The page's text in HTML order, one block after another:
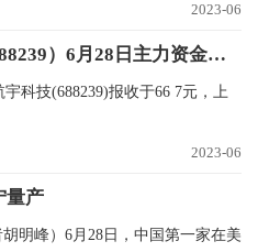
2023-06
世界观焦点：航宇科技（688239）6月28日主力资金净买入409.53万元
科技(688239)报收于66 7元，上
2023-06
量产
明峰）6月28日，中国第一家在美